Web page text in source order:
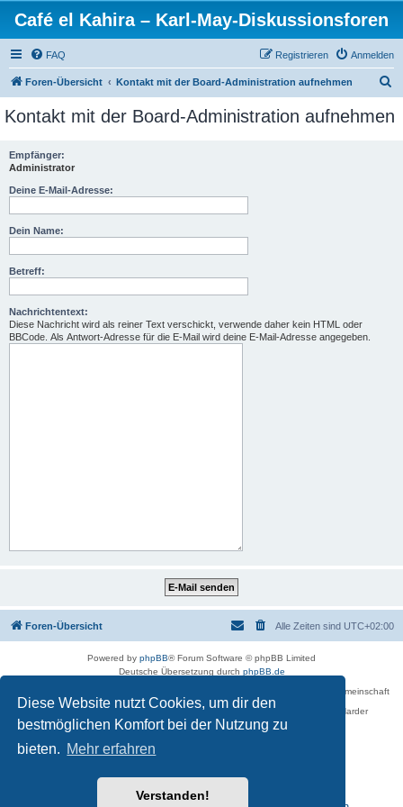
Diese Website nutzt Cookies, um dir den
bestmöglichen Komfort bei der Nutzung zu
bieten. Mehr erfahren
Verstanden!
Café el Kahira – Karl-May-Diskussionsforen
FAQ Anmelden
Registrieren
Foren-Übersicht Kontakt mit der Board-Administration aufnehmen
c
Kontakt mit der Board-Administration aufnehmen
Empfänger:
Administrator
Deine E-Mail-Adresse:
Dein Name:
Betreff:
Nachrichtentext:
Diese Nachricht wird als reiner Text verschickt, verwende daher kein HTML oder
BBCode. Als Antwort-Adresse für die E-Mail wird deine E-Mail-Adresse angegeben.
Foren-Übersicht Alle Zeiten sind UTC+02:00
Powered by phpBB® Forum Software © phpBB Limited
Deutsche Übersetzung durch phpBB.de
Betreiber des Forums für die Karl-May-Vereinigung – Arbeits- und Forschungsgemeinschaft
›Karl May‹ in Sachsen,
in Zusammenarbeit mit der Karl-May-Stiftung Radebeul bei Dresden: Ralf Harder
Impressum